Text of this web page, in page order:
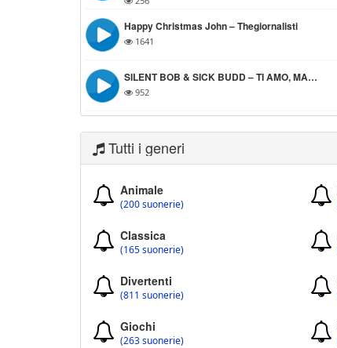
Happy Christmas John – Thegiornalisti
1641
SILENT BOB & SICK BUDD – TI AMO, MA…
952
Tutti i generi
Animale
(200 suonerie)
Classica
(165 suonerie)
Divertenti
(811 suonerie)
Giochi
(263 suonerie)